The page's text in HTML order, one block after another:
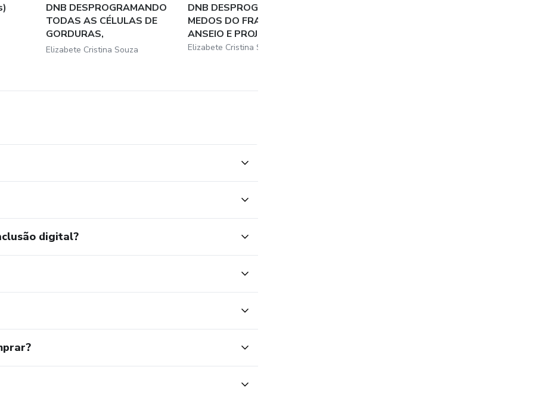
DNB DESPROGRAMANDO
TODAS AS CÉLULAS DE
GORDURAS,
EMAGRECIMEN...
Elizabete Cristina Souza
DNB DESPROGRAMANDO
MEDOS DO FRACASSO,
ANSEIO E PROJEÇÕES
Elizabete Cristina Souza
digital?